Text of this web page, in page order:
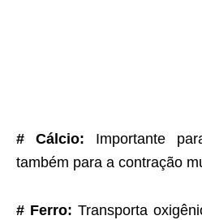
# Cálcio: Importante
também para a contração
# Ferro:Transporta